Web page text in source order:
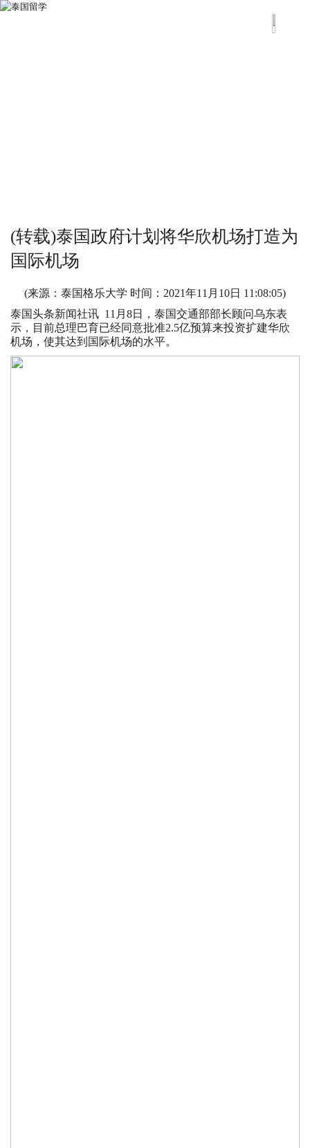
(转载)泰国政府计划将华欣机场打造为
国际机场
(来源：泰国格乐大学 时间： 2021年11月10日 11:08:05)
泰国头条新闻社讯 11月8日，泰国交通部部长顾问乌东表
示，目前总理巴育已经同意批准2.5亿预算来投资扩建华欣
机场，使其达到国际机场的水平。